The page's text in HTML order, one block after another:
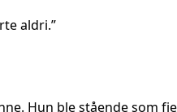
aldri.”
Hun ble stående som